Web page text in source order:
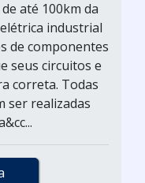
até 100km da
industrial
de componentes
seus circuitos e
correta. Todas
ser realizadas